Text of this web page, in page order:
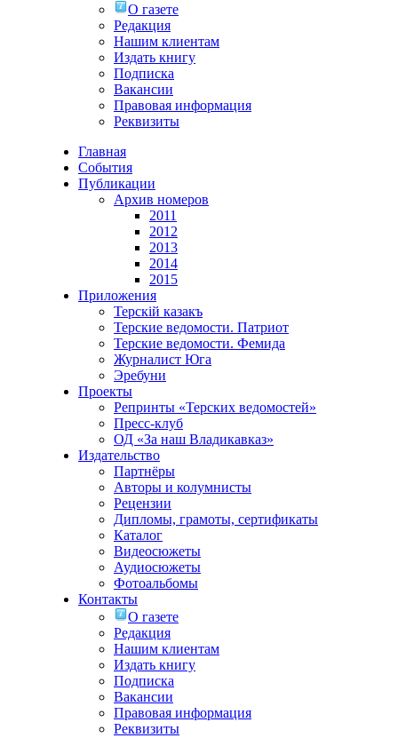
О газете
Редакция
Нашим клиентам
Издать книгу
Подписка
Вакансии
Правовая информация
Реквизиты
Главная
События
Публикации
Архив номеров
2011
2012
2013
2014
2015
Приложения
Терскiй казакъ
Терские ведомости. Патриот
Терские ведомости. Фемида
Журналист Юга
Эребуни
Проекты
Репринты «Терских ведомостей»
Пресс-клуб
ОД «За наш Владикавказ»
Издательство
Партнёры
Авторы и колумнисты
Рецензии
Дипломы, грамоты, сертификаты
Каталог
Видеосюжеты
Аудиосюжеты
Фотоальбомы
Контакты
О газете
Редакция
Нашим клиентам
Издать книгу
Подписка
Вакансии
Правовая информация
Реквизиты